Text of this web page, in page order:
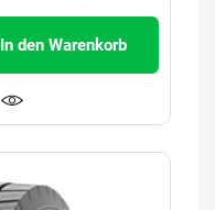
In den Warenkorb